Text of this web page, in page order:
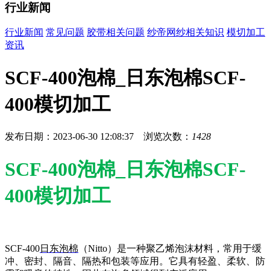
行业新闻
行业新闻 常见问题 胶带相关问题 纱帝网纱相关知识 模切加工
资讯
SCF-400泡棉_日东泡棉SCF-
400模切加工
发布日期：2023-06-30 12:08:37 浏览次数： 1428
SCF-400泡棉_日东泡棉SCF-
400模切加工
SCF-400日东泡棉 （Nitto）是一种聚乙烯泡沫材料，常用于缓
冲、密封、隔音、隔热和包装等应用。它具有轻盈、柔软、防